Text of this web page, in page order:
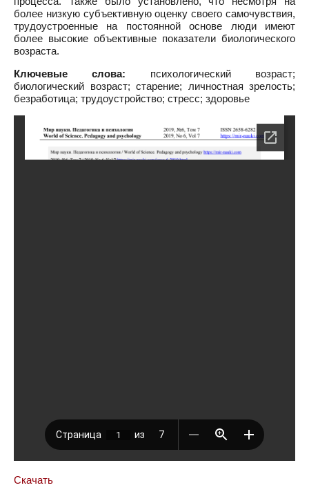
более низкую субъективную оценку своего самочувствия,
трудоустроенные на постоянной основе люди имеют
более высокие объективные показатели биологического
возраста.
Ключевые слова: психологический возраст;
биологический возраст; старение; личностная зрелость;
безработица; трудоустройство; стресс; здоровье
Скачать